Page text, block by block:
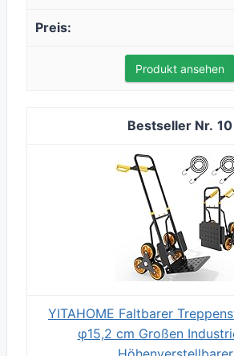
Produkt ansehen
10
YITAHOME Faltbarer
φ15,2 cm Großen